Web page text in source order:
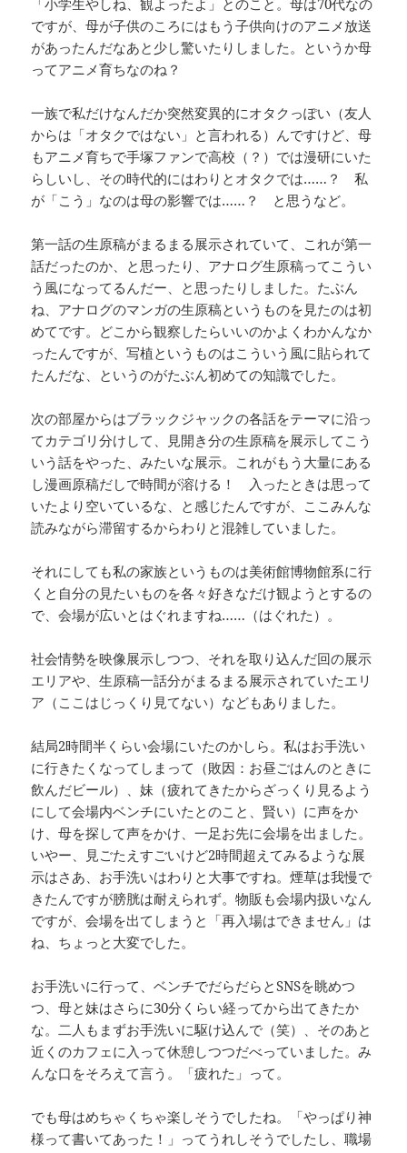
「小学生やしね、観よったよ」とのこと。母は70代なの
ですが、母が子供のころにはもう子供向けのアニメ放送
があったんだなあと少し驚いたりしました。というか母
ってアニメ育ちなのね？
一族で私だけなんだか突然変異的にオタクっぽい（友人
からは「オタクではない」と言われる）んですけど、母
もアニメ育ちで手塚ファンで高校（？）では漫研にいた
らしいし、その時代的にはわりとオタクでは……？ 私
が「こう」なのは母の影響では……？ と思うなど。
第一話の生原稿がまるまる展示されていて、これが第一
話だったのか、と思ったり、アナログ生原稿ってこうい
う風になってるんだー、と思ったりしました。たぶん
ね、アナログのマンガの生原稿というものを見たのは初
めてです。どこから観察したらいいのかよくわかんなか
ったんですが、写植というものはこういう風に貼られて
たんだな、というのがたぶん初めての知識でした。
次の部屋からはブラックジャックの各話をテーマに沿っ
てカテゴリ分けして、見開き分の生原稿を展示してこう
いう話をやった、みたいな展示。これがもう大量にある
し漫画原稿だしで時間が溶ける！ 入ったときは思って
いたより空いているな、と感じたんですが、ここみんな
読みながら滞留するからわりと混雑していました。
それにしても私の家族というものは美術館博物館系に行
くと自分の見たいものを各々好きなだけ観ようとするの
で、会場が広いとはぐれますね……（はぐれた）。
社会情勢を映像展示しつつ、それを取り込んだ回の展示
エリアや、生原稿一話分がまるまる展示されていたエリ
ア（ここはじっくり見てない）などもありました。
結局2時間半くらい会場にいたのかしら。私はお手洗い
に行きたくなってしまって（敗因：お昼ごはんのときに
飲んだビール）、妹（疲れてきたからざっくり見るよう
にして会場内ベンチにいたとのこと、賢い）に声をか
け、母を探して声をかけ、一足お先に会場を出ました。
いやー、見ごたえすごいけど2時間超えてみるような展
示はさあ、お手洗いはわりと大事ですね。煙草は我慢で
きたんですが膀胱は耐えられず。物販も会場内扱いなん
ですが、会場を出てしまうと「再入場はできません」は
ね、ちょっと大変でした。
お手洗いに行って、ベンチでだらだらとSNSを眺めつ
つ、母と妹はさらに30分くらい経ってから出てきたか
な。二人もまずお手洗いに駆け込んで（笑）、そのあと
近くのカフェに入って休憩しつつだべっていました。み
んな口をそろえて言う。「疲れた」って。
でも母はめちゃくちゃ楽しそうでしたね。「やっぱり神
様って書いてあった！」ってうれしそうでしたし、職場